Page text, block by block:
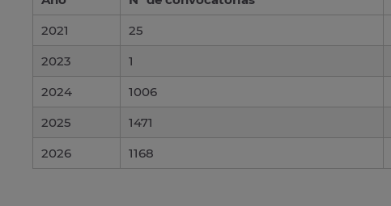
2021
25
2023
1
2024
1006
2025
1471
2026
1168